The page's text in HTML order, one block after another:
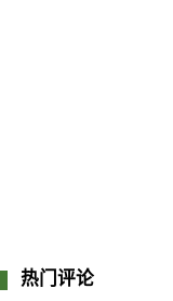
热门评论